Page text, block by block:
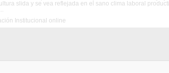
slida y se vea reflejada en el sano clima laboral
Institucional online